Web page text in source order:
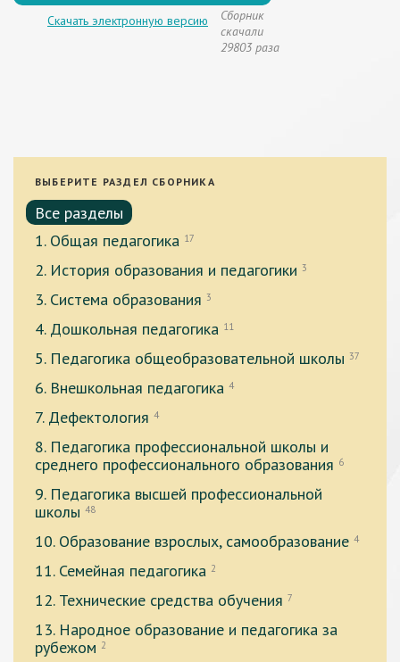
Скачать электронную версию
Сборник
скачали
29803 раза
ВЫБЕРИТЕ РАЗДЕЛ СБОРНИКА
Все разделы
1. Общая педагогика 17
2. История образования и педагогики 3
3. Система образования 3
4. Дошкольная педагогика 11
5. Педагогика общеобразовательной школы 37
6. Внешкольная педагогика 4
7. Дефектология 4
8. Педагогика профессиональной школы и
среднего профессионального образования 6
9. Педагогика высшей профессиональной
школы 48
10. Образование взрослых, самообразование 4
11. Семейная педагогика 2
12. Технические средства обучения 7
13. Народное образование и педагогика за
рубежом 2